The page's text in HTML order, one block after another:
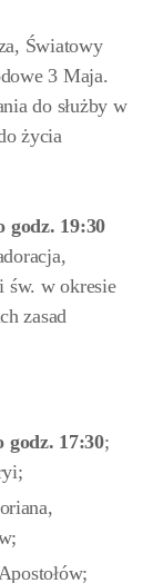
Światowy
3 Maja.
do służby w
życia
godz. 19:30
św. w okresie
zasad
godz. 17:30;